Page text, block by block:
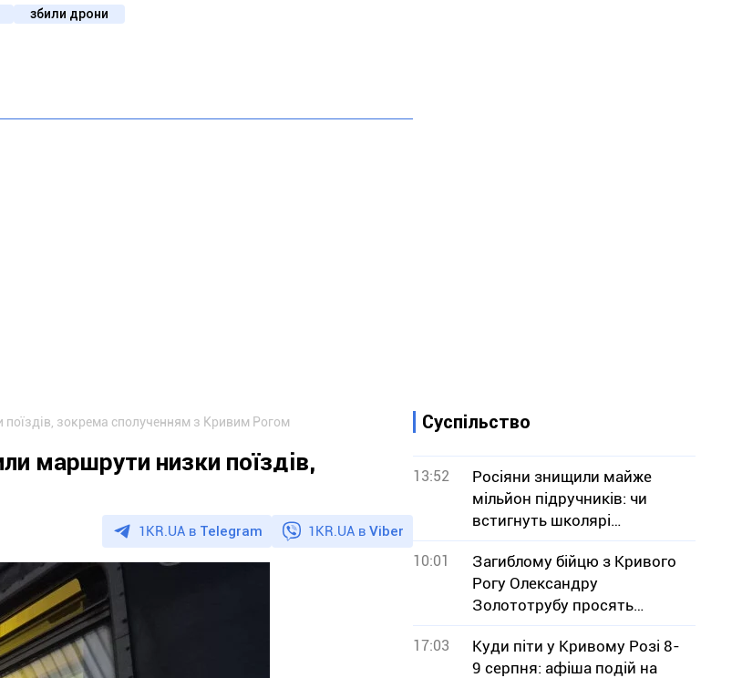
збили дрони
зокрема сполученням з Кривим Рогом
маршрути низки поїздів,
1KR.UA в Telegram 1KR.UA в Viber
Суспільство
13:52
Росіяни знищили майже
мільйон підручників: чи
встигнуть школярі
отримати книги до
навчального року
10:01
Загиблому бійцю з Кривого
Рогу Олександру
Золототрубу просять
присвоїти звання Героя
України
17:03
Куди піти у Кривому Розі 8-
9 серпня: афіша подій на